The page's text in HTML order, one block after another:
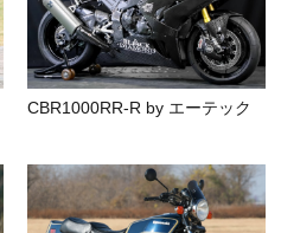
CBR1000RR-R by エーテック